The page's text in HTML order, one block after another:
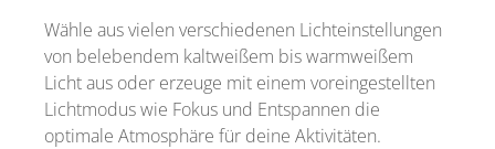
Wähle aus vielen verschiedenen Lichteinstellungen
von belebendem kaltweißem bis warmweißem
Licht aus oder erzeuge mit einem voreingestellten
Lichtmodus wie Fokus und Entspannen die
optimale Atmosphäre für deine Aktivitäten.